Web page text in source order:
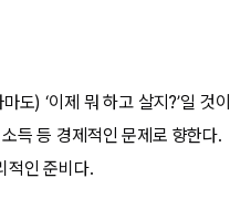
도) ‘이제 뭐 하고 살지?’일 것이
득 등 경제적인 문제로 향한다.
적인 준비다.